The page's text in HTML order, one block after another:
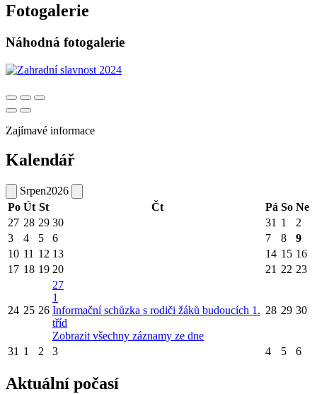
Fotogalerie
Náhodná fotogalerie
Zajímavé informace
Kalendář
Srpen2026
Po Út St Čt Pá So Ne
27 28 29 30 31 1
2
3
4 5 6 7 8
9
10 11 12 13 14 15 16
17 18 19 20 21 22 23
24 25 26
27
1
Informační schůzka s rodiči žáků budoucích 1.
tříd
Zobrazit všechny záznamy ze dne
28 29 30
31 1 2 3 4 5 6
Aktuální počasí